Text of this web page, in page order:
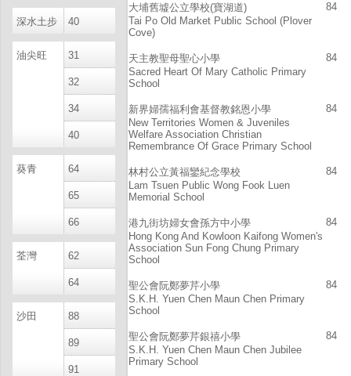
深水土步 40
油尖旺 31
32
34
40
葵青 64
65
66
荃灣 62
64
沙田 88
89
91
大埔舊墟公立學校(寶湖道)
Tai Po Old Market Public School (Plover
Cove)
84
天主教聖母聖心小學
Sacred Heart Of Mary Catholic Primary
School
84
新界婦孺福利會基督教銘恩小學
New Territories Women & Juveniles
Welfare Association Christian
Remembrance Of Grace Primary School
84
林村公立黃福鑾紀念學校
Lam Tsuen Public Wong Fook Luen
Memorial School
84
港九街坊婦女會孫方中小學
Hong Kong And Kowloon Kaifong Women's
Association Sun Fong Chung Primary
School
84
聖公會阮鄭夢芹小學
S.K.H. Yuen Chen Maun Chen Primary
School
84
聖公會阮鄭夢芹銀禧小學
S.K.H. Yuen Chen Maun Chen Jubilee
Primary School
84